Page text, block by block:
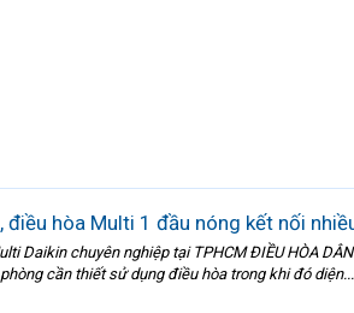
hòa Multi 1 đầu nóng kết nối
chuyên nghiệp tại TPHCM ĐIỀU HÒA
cần thiết sử dụng điều hòa trong khi đó diện...